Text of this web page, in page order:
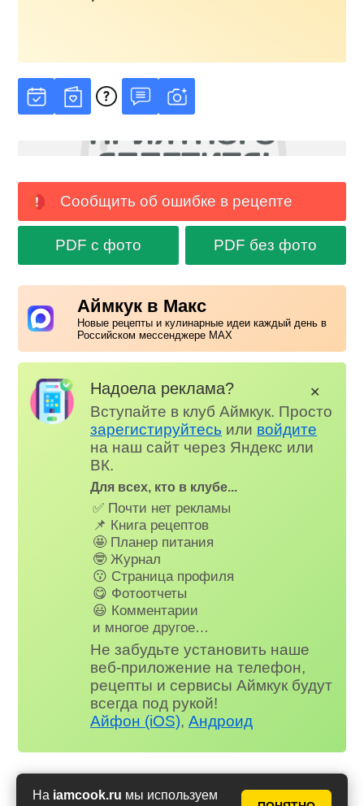
На iamcook.ru мы используем
Сообщить об ошибке в рецепте
PDF с фото PDF без фото
Аймкук в Макс
Новые рецепты и кулинарные идеи каждый день в
Российском мессенджере MAX
Надоела реклама?
Вступайте в клуб Аймкук. Просто
зарегистируйтесь или войдите
на наш сайт через Яндекс или
ВК.
Для всех, кто в клубе...
✅ Почти нет рекламы
📌 Книга рецептов
🤩 Планер питания
🤓 Журнал
😗 Страница профиля
😋 Фотоотчеты
😃 Комментарии
и многое другое…
Не забудьте установить наше
веб-приложение на телефон,
рецепты и сервисы Аймкук будут
всегда под рукой!
Айфон (iOS),Андроид
✕